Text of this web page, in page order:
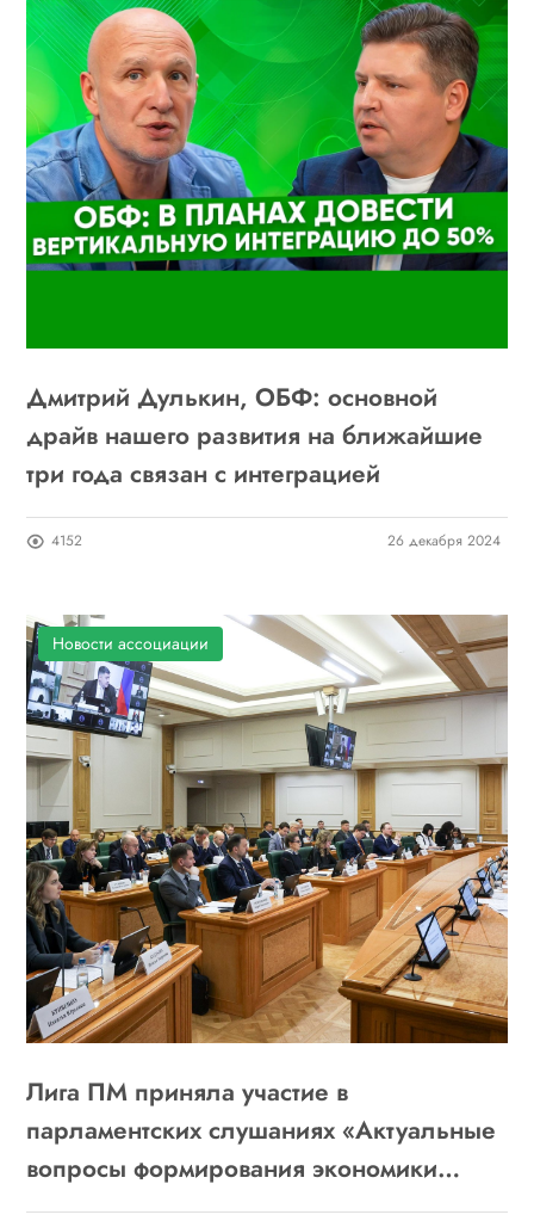
Дмитрий Дулькин, ОБФ: основной
драйв нашего развития на ближайшие
три года связан с интеграцией
4152 26 декабря 2024
Новости ассоциации
Лига ПМ приняла участие в
парламентских слушаниях «Актуальные
вопросы формирования экономики
замкнутого цикла»